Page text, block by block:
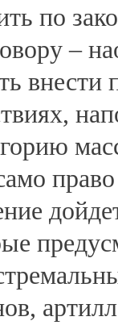
по
–
внести